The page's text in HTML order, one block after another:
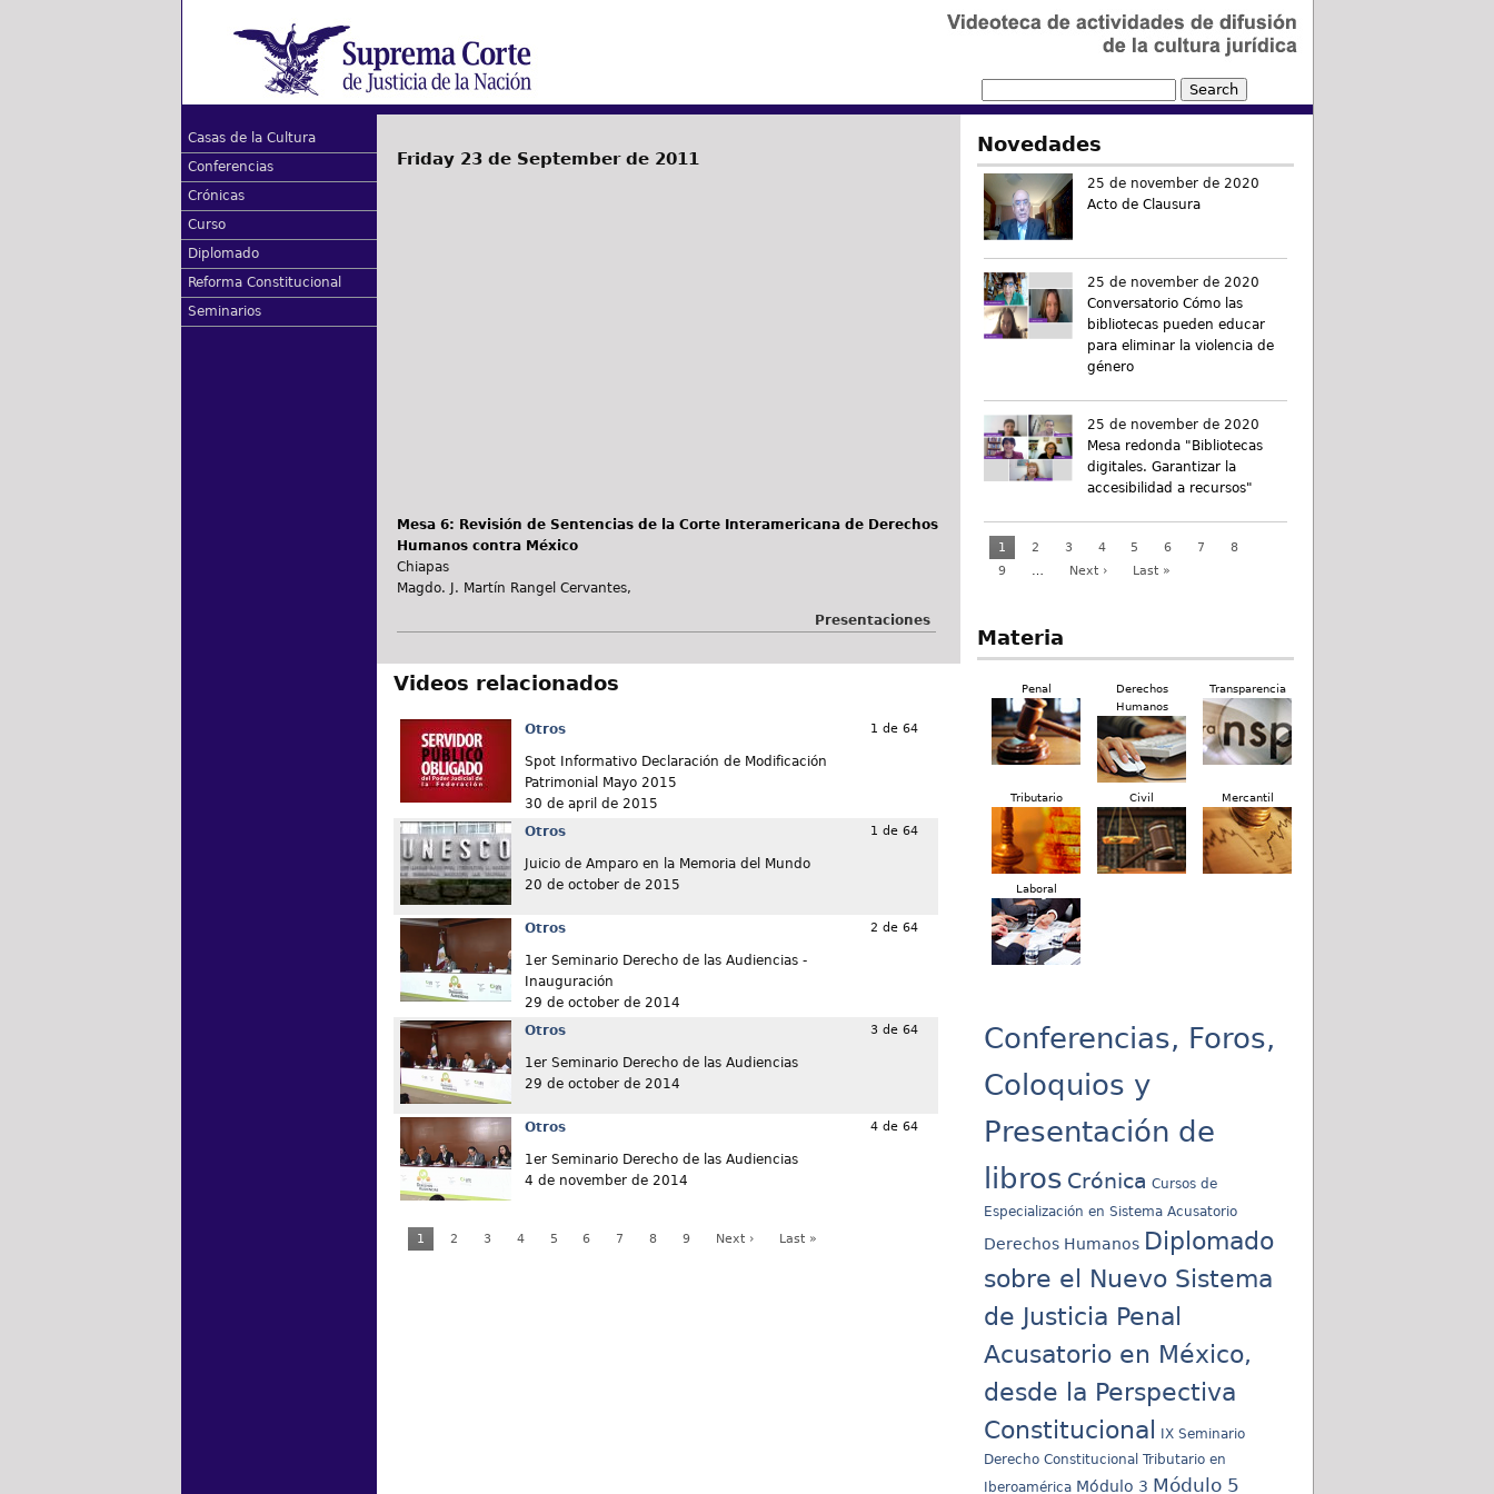
Casas de la Cultura
Conferencias
Crónicas
Curso
Diplomado
Reforma Constitucional
Seminarios
Friday 23 de September de 2011
Mesa 6: Revisión de Sentencias de la Corte Interamericana de Derechos
Humanos contra México
Chiapas
Magdo. J. Martín Rangel Cervantes,
Presentaciones
Videos relacionados
Otros
Spot Informativo Declaración de Modificación
Patrimonial Mayo 2015
30 de april de 2015
1 de 64
Otros
Juicio de Amparo en la Memoria del Mundo
20 de october de 2015
1 de 64
Otros
1er Seminario Derecho de las Audiencias -
Inauguración
29 de october de 2014
2 de 64
Otros
1er Seminario Derecho de las Audiencias
29 de october de 2014
3 de 64
Otros
1er Seminario Derecho de las Audiencias
4 de november de 2014
4 de 64
1 2 3 4 5 6 7 8 9 Next › Last »
Novedades
25 de november de 2020
Acto de Clausura
25 de november de 2020
Conversatorio Cómo las
bibliotecas pueden educar
para eliminar la violencia de
género
25 de november de 2020
Mesa redonda "Bibliotecas
digitales. Garantizar la
accesibilidad a recursos"
1 2 3 4 5 6 7
8
9
… Next › Last »
Materia
Penal
Derechos
Humanos
Transparencia
Tributario Civil Mercantil
Laboral
Conferencias, Foros,
Coloquios y
Presentación de
libros Crónica Cursos de
Especialización en Sistema Acusatorio
Derechos Humanos Diplomado
sobre el Nuevo Sistema
de Justicia Penal
Acusatorio en México,
desde la Perspectiva
Constitucional
IX Seminario
Derecho Constitucional Tributario en
Iberoamérica Módulo 3 Módulo 5